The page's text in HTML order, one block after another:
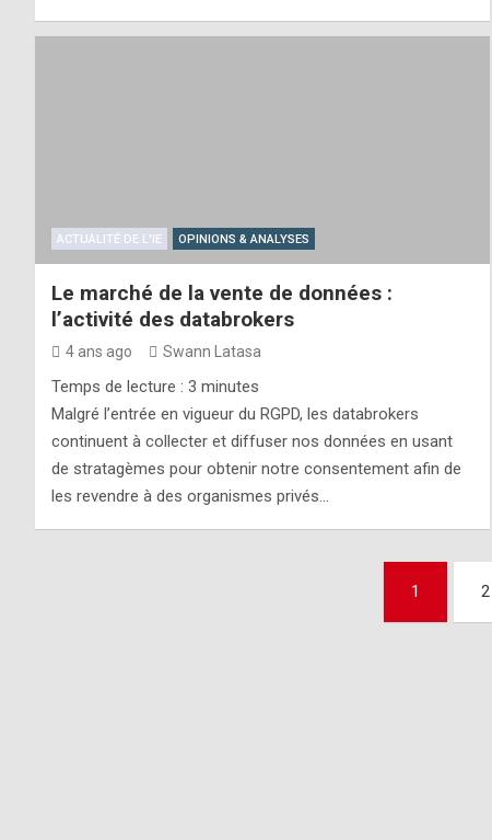
ACTUALITÉ DE L'IE OPINIONS & ANALYSES
Le marché de la vente de données :
l’activité des databrokers
4 ans ago Swann Latasa
Temps de lecture : 3 minutes
Malgré l’entrée en vigueur du RGPD, les databrokers
continuent à collecter et diffuser nos données en usant
de stratagèmes pour obtenir notre consentement afin de
les revendre à des organismes privés…
1 2